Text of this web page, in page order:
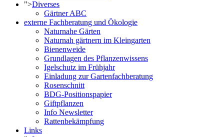
">Diverses
Gärtner ABC
externe Fachberatung und Ökologie
Naturnahe Gärten
Naturnah gärtnern im Kleingarten
Bienenweide
Grundlagen des Pflanzenwissens
Igelschutz im Frühjahr
Einladung zur Gartenfachberatung
Rosenschnitt
BDG-Positionspapier
Giftpflanzen
Info Newsletter
Rattenbekämpfung
Links